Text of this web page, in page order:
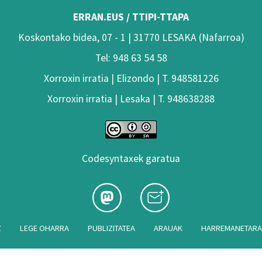
ERRAN.EUS / TTIPI-TTAPA
Koskontako bidea, 07 - 1 | 31770 LESAKA (Nafarroa)
Tel: 948 63 54 58
Xorroxin irratia | Elizondo | T. 948581226
Xorroxin irratia | Lesaka | T. 948638288
Codesyntaxek garatua
LEGE OHARRA PUBLIZITATEA ARAUAK